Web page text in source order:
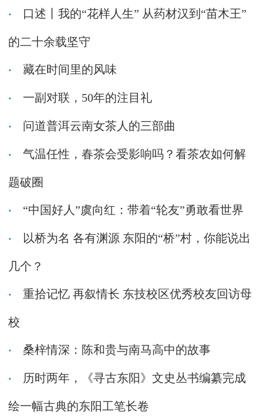
口述丨我的“花样人生” 从药材汉到“苗木王”
的二十余载坚守
藏在时间里的风味
一副对联，50年的注目礼
问道普洱云南女茶人的三部曲
气温任性，春茶会受影响吗？看茶农如何解
题破圈
“中国好人”虞向红：带着“轮友”勇敢看世界
以桥为名 各有渊源 东阳的“桥”村，你能说出
几个？
重拾记忆 再叙情长 东技校区优秀校友回访母
校
桑梓情深：陈和贵与南马高中的故事
历时两年，《寻古东阳》文史丛书编纂完成
绘一幅古典的东阳工笔长卷